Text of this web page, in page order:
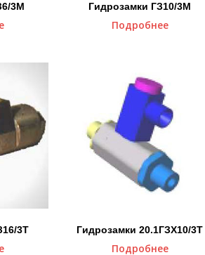
3М Гидрозамки ГЗ10/3М
Подробнее
3Т Гидрозамки 20.1ГЗХ10/3Т
Подробнее